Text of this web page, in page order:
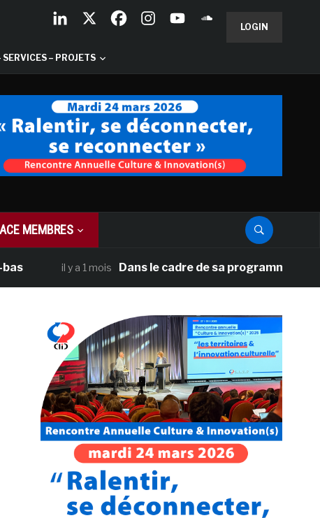
LOGIN
– PROJETS
MEMBRES
il y a 1 mois Dans le cadre de sa programmation